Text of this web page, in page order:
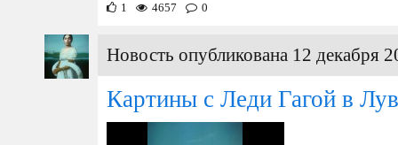
1 4657 0
Новость опубликована 12 декабря
Картины с Леди Гагой в